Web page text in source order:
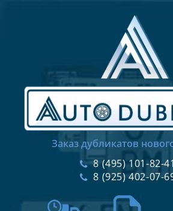
Заказ дубликатов
8 (495) 101-82-41
8 (925) 402-07-